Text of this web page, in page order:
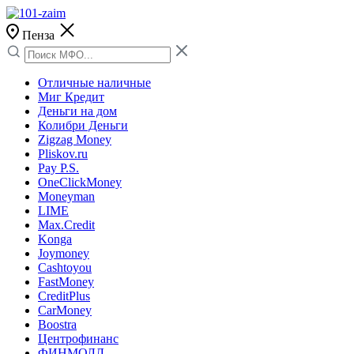
Пенза
Отличные наличные
Миг Кредит
Деньги на дом
Колибри Деньги
Zigzag Money
Pliskov.ru
Pay P.S.
OneClickMoney
Moneyman
LIME
Max.Credit
Konga
Joymoney
Cashtoyou
FastMoney
CreditPlus
CarMoney
Boostra
Центрофинанс